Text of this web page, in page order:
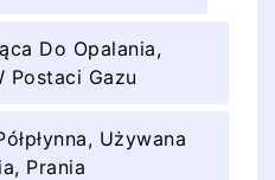
Do Opalania,
Postaci Gazu
Używana
Prania